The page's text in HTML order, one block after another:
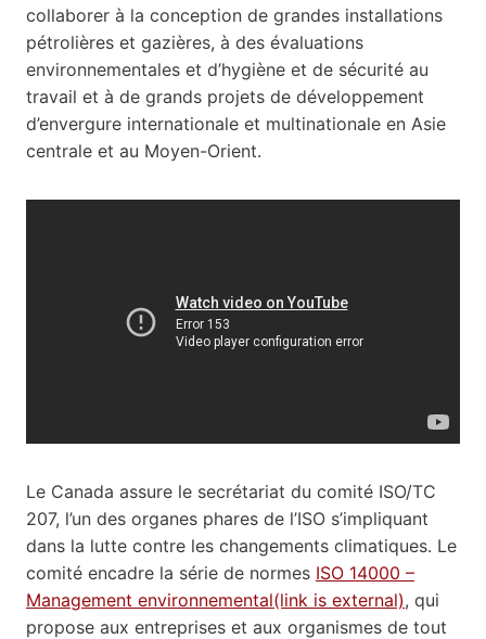
collaborer à la conception de grandes installations
pétrolières et gazières, à des évaluations
environnementales et d’hygiène et de sécurité au
travail et à de grands projets de développement
d’envergure internationale et multinationale en Asie
centrale et au Moyen-Orient.
Le Canada assure le secrétariat du comité ISO/TC
207, l’un des organes phares de l’ISO s’impliquant
dans la lutte contre les changements climatiques. Le
comité encadre la série de normes ISO 14000 –
Management environnemental(link is external), qui
propose aux entreprises et aux organismes de tout